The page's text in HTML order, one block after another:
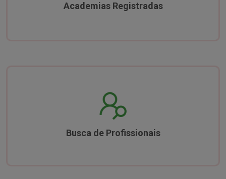
Academias Registradas
Busca de Profissionais